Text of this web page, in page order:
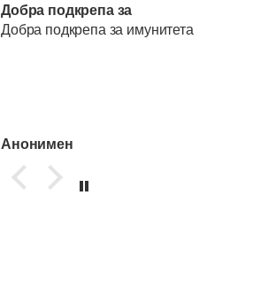
Добра подкрепа за
Добра подкрепа за имунитета
Анонимен